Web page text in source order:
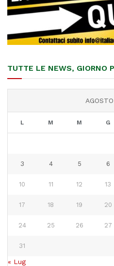
TUTTE LE NEWS, GIORNO
L M M G
3 4 5 6
10 11 12 13
17 18 19 20
24 25 26 27
31
« Lug